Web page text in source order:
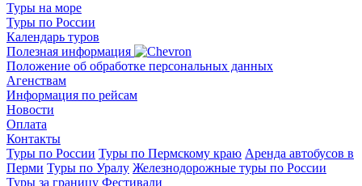
Туры на море
Туры по России
Календарь туров
Полезная информация
Положение об обработке персональных данных
Агенствам
Информация по рейсам
Новости
Оплата
Контакты
Туры по России Туры по Пермскому краю Аренда автобусов в
Перми Туры по Уралу Железнодорожные туры по России
Туры за границу Фестивали